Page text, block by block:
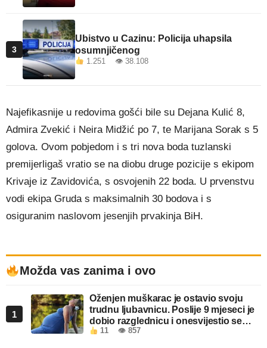
3
Ubistvo u Cazinu: Policija uhapsila
osumnjičenog
1.251 👁 38.108
Najefikasnije u redovima gošći bile su Dejana Kulić 8,
Admira Zvekić i Neira Midžić po 7, te Marijana Sorak s 5
golova. Ovom pobjedom i s tri nova boda tuzlanski
premijerligaš vratio se na diobu druge pozicije s ekipom
Krivaje iz Zavidovića, s osvojenih 22 boda. U prvenstvu
vodi ekipa Gruda s maksimalnih 30 bodova i s
osiguranim naslovom jesenjih prvakinja BiH.
Možda vas zanima i ovo
1
Oženjen muškarac je ostavio svoju
trudnu ljubavnicu. Poslije 9 mjeseci je
dobio razglednicu i onesvijestio se
kada je pročitao šta piše!
11 👁 857